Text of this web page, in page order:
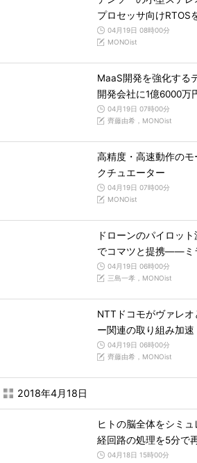
プロセッサ向けRTOS
04月19日 08時00分
MONOist
MaaS開発を強化する
開発会社に1億6000万
04月19日 07時00分
齊藤由希，MONOist
高精度・高速動作の
クチュエーター
04月19日 07時00分
MONOist
ドローンのパイロッ
でコマツと提携――ミ
04月19日 06時00分
三島一孝，MONOist
NTTドコモがヴァレ
ー関連の取り組み加速
04月19日 06時00分
齊藤由希，MONOist
2018年4月18日
ヒトの脳全体をシミ
経回路の処理を5分で
04月18日 15時00分